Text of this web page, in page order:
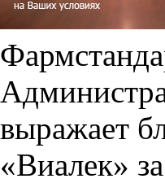
выражает
«Виалек»